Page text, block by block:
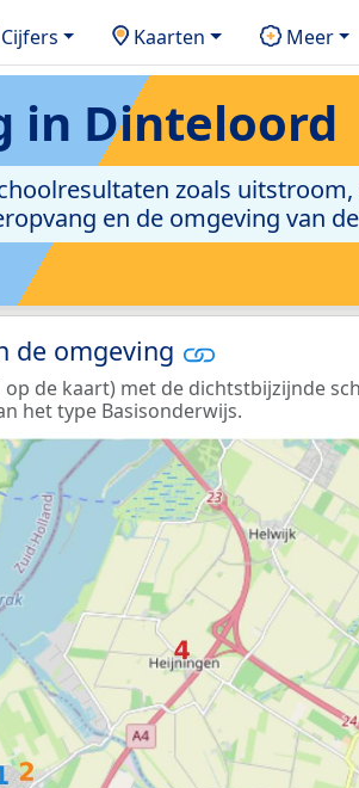
Kaarten Meer
in Dinteloord
zoals
en de omgeving van
de omgeving
de kaart) met de dichtstbijzijnde
het type Basisonderwijs.